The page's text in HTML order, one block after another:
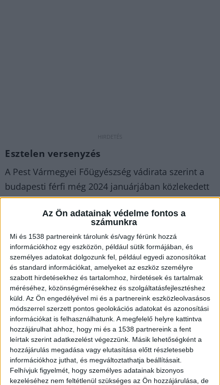
Az Ön adatainak védelme fontos a
számunkra
Mi és 1538 partnereink tárolunk és/vagy férünk hozzá
információkhoz egy eszközön, például sütik formájában, és
személyes adatokat dolgozunk fel, például egyedi azonosítókat
és standard információkat, amelyeket az eszköz személyre
szabott hirdetésekhez és tartalomhoz, hirdetések és tartalmak
méréséhez, közönségmérésekhez és szolgáltatásfejlesztéshez
küld. Az Ön engedélyével mi és a partnereink eszközleolvasásos
módszerrel szerzett pontos geolokációs adatokat és azonosítási
információkat is felhasználhatunk. A megfelelő helyre kattintva
hozzájárulhat ahhoz, hogy mi és a 1538 partnereink a fent
leírtak szerint adatkezelést végezzünk. Másik lehetőségként a
hozzájárulás megadása vagy elutasítása előtt részletesebb
információkhoz juthat, és megváltoztathatja beállításait.
Felhívjuk figyelmét, hogy személyes adatainak bizonyos
kezeléséhez nem feltétlenül szükséges az Ön hozzájárulása, de
Esztelen versenyzés
A Pest Vármegyei Főügyészség vádirata szerint a
budapesti férfi még 2024 januárjában közlekedett
személyautójával az M2-es autóúton Göd
irányába. A kocsiban ott ült a teljes családja: a
során hirtelen közlekedési konfliktusba keveredett
egy másik autóssal, ahelyett azonban, hogy
megnyugodott volna, esztelen és veszélyes
versenyzésbe kezdett a forgalmas gyorsforgalmi
úton. A BudapestKörnyéke.hu hírportál legfrissebb
híreit ide kattintva éred el! A Facebookon már 700
ezernél is többen követik a portáljainkat,
köszönjük, hogy most te is minket olvasol!